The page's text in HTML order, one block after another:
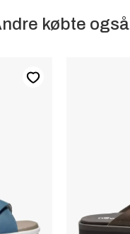
købte også